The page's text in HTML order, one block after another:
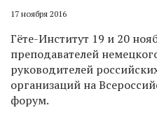
17 ноября 2016
Гёте-Институт 19 и 20
преподавателей
руководителей
организаций на
форум.